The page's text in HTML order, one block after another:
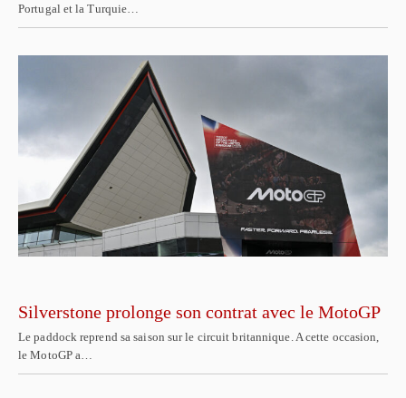
Portugal et la Turquie…
Silverstone prolonge son contrat avec le MotoGP
Le paddock reprend sa saison sur le circuit britannique. A cette occasion,
le MotoGP a…